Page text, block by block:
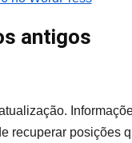
antigos
recuperar posições